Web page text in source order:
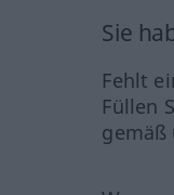
Sie
Fehlt
Füllen
gemäß